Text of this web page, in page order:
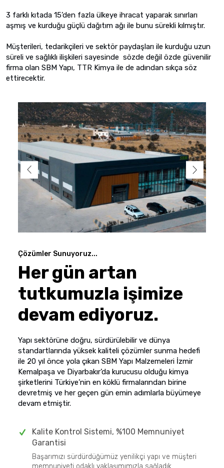
3 farklı kıtada 15’den fazla ülkeye ihracat yaparak sınırları
aşmış ve kurduğu güçlü dağıtım ağı ile bunu sürekli kılmıştır.
Müşterileri, tedarikçileri ve sektör paydaşları ile kurduğu uzun
süreli ve sağlıklı ilişkileri sayesinde sözde değil özde güvenilir
firma olan SBM Yapı, TTR Kimya ile de adından sıkça söz
ettirecektir.
Çözümler Sunuyoruz...
Her gün artan
tutkumuzla işimize
devam ediyoruz.
Yapı sektörüne doğru, sürdürülebilir ve dünya
standartlarında yüksek kaliteli çözümler sunma hedefi
ile 20 yıl önce yola çıkan SBM Yapı Malzemeleri İzmir
Kemalpaşa ve Diyarbakır’da kurucusu olduğu kimya
şirketlerini Türkiye’nin en köklü firmalarından birine
devretmiş ve her geçen gün emin adımlarla büyümeye
devam etmiştir.
Kalite Kontrol Sistemi, %100 Memnuniyet
Garantisi
Başarımızı sürdürdüğümüz yenilikçi yapı ve müşteri
memnuniyeti odaklı yaklaşımımızla sağladık.